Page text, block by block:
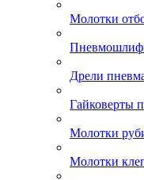
Молотки
Дрели
Гайковерты
Молотки
Молотки